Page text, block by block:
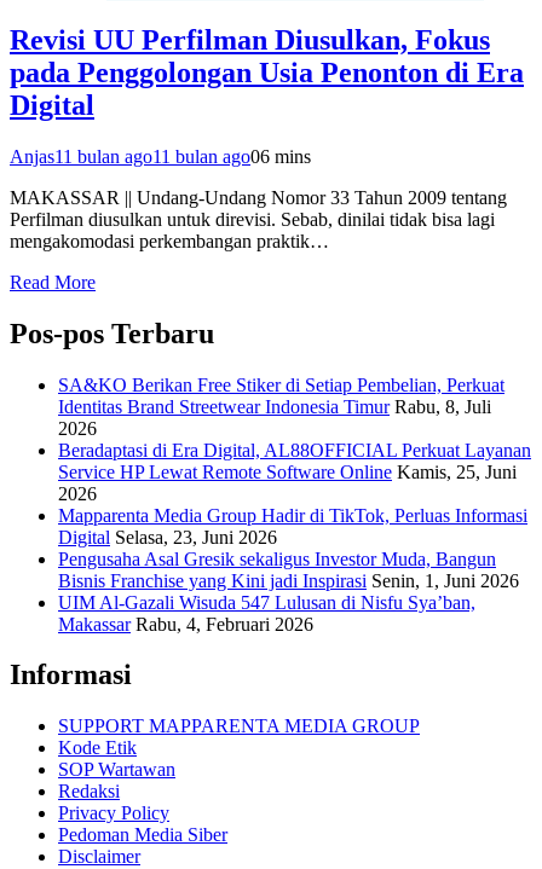
Revisi UU Perfilman Diusulkan, Fokus
pada Penggolongan Usia Penonton di Era
Digital
Anjas11 bulan ago11 bulan ago06 mins
MAKASSAR || Undang-Undang Nomor 33 Tahun 2009 tentang
Perfilman diusulkan untuk direvisi. Sebab, dinilai tidak bisa lagi
mengakomodasi perkembangan praktik…
Read More
Pos-pos Terbaru
SA&KO Berikan Free Stiker di Setiap Pembelian, Perkuat
Identitas Brand Streetwear Indonesia Timur Rabu, 8, Juli
2026
Beradaptasi di Era Digital, AL88OFFICIAL Perkuat Layanan
Service HP Lewat Remote Software Online Kamis, 25, Juni
2026
Mapparenta Media Group Hadir di TikTok, Perluas Informasi
Digital Selasa, 23, Juni 2026
Pengusaha Asal Gresik sekaligus Investor Muda, Bangun
Bisnis Franchise yang Kini jadi Inspirasi Senin, 1, Juni 2026
UIM Al-Gazali Wisuda 547 Lulusan di Nisfu Sya’ban,
Makassar Rabu, 4, Februari 2026
Informasi
SUPPORT MAPPARENTA MEDIA GROUP
Kode Etik
SOP Wartawan
Redaksi
Privacy Policy
Pedoman Media Siber
Disclaimer